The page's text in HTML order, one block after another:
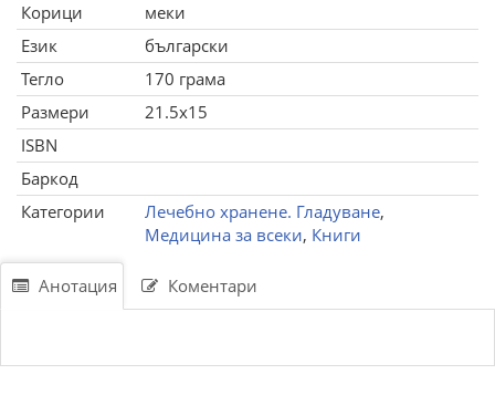
Корици
меки
Език
български
Тегло
170 грама
Размери
21.5x15
ISBN
Баркод
Категории
Лечебно хранене. Гладуване,
Медицина за всеки, Книги
Анотация Коментари